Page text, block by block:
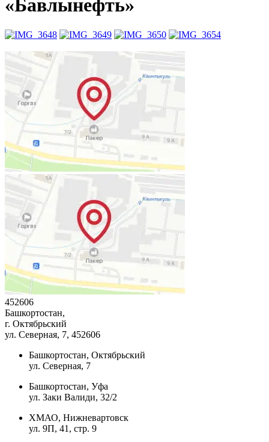
«Бавлынефть»
452606
Башкортостан,
г. Октябрьский
ул. Северная, 7, 452606
Башкортостан, Октябрьский
ул. Северная, 7
Башкортостан, Уфа
ул. Заки Валиди, 32/2
ХМАО, Нижневартовск
ул. 9П, 41, стр. 9